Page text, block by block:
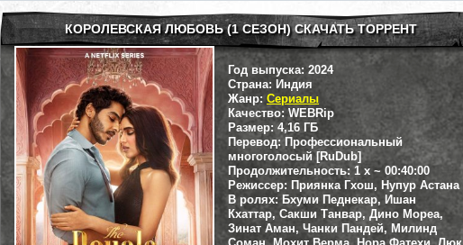
КОРОЛЕВСКАЯ ЛЮБОВЬ (1 СЕЗОН) СКАЧАТЬ ТОРРЕНТ
Год выпуска: 2024
Страна: Индия
Жанр: Сериалы
Качество: WEBRip
Размер: 4,16 ГБ
Перевод: Профессиональный
многоголосый [RuDub]
Продолжительность: 1 x ~ 00:40:00
Режиссер: Приянка Гхош, Нупур Астана
В ролях: Бхуми Педнекар, Ишан
Кхаттар, Сакши Танвар, Дино Мореа,
Зинат Аман, Чанки Пандей, Милинд